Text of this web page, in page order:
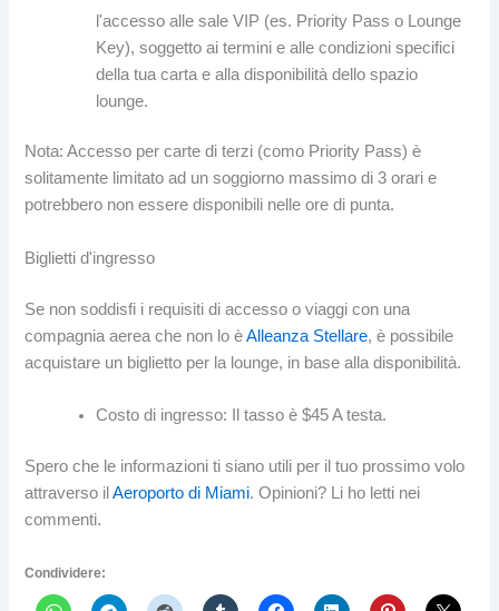
l'accesso alle sale VIP (es. Priority Pass o Lounge
Key), soggetto ai termini e alle condizioni specifici
della tua carta e alla disponibilità dello spazio
lounge.
Nota: Accesso per carte di terzi (como Priority Pass) è
solitamente limitato ad un soggiorno massimo di 3 orari e
potrebbero non essere disponibili nelle ore di punta.
Biglietti d'ingresso
Se non soddisfi i requisiti di accesso o viaggi con una
compagnia aerea che non lo èAlleanza Stellare, è possibile
acquistare un biglietto per la lounge, in base alla disponibilità.
Costo di ingresso: Il tasso è $45 A testa.
Spero che le informazioni ti siano utili per il tuo prossimo volo
attraverso il Aeroporto di Miami. Opinioni? Li ho letti nei
commenti.
Condividere: